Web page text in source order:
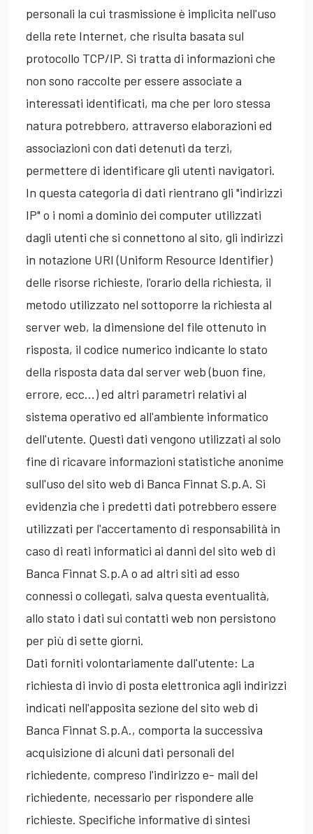
personali la cui trasmissione è implicita nell'uso
della rete Internet, che risulta basata sul
protocollo TCP/IP. Si tratta di informazioni che
non sono raccolte per essere associate a
interessati identificati, ma che per loro stessa
natura potrebbero, attraverso elaborazioni ed
associazioni con dati detenuti da terzi,
permettere di identificare gli utenti navigatori.
In questa categoria di dati rientrano gli "indirizzi
IP" o i nomi a dominio dei computer utilizzati
dagli utenti che si connettono al sito, gli indirizzi
in notazione URI (Uniform Resource Identifier)
delle risorse richieste, l'orario della richiesta, il
metodo utilizzato nel sottoporre la richiesta al
server web, la dimensione del file ottenuto in
risposta, il codice numerico indicante lo stato
della risposta data dal server web (buon fine,
errore, ecc...) ed altri parametri relativi al
sistema operativo ed all'ambiente informatico
dell'utente. Questi dati vengono utilizzati al solo
fine di ricavare informazioni statistiche anonime
sull'uso del sito web di Banca Finnat S.p.A. Si
evidenzia che i predetti dati potrebbero essere
utilizzati per l'accertamento di responsabilità in
caso di reati informatici ai danni del sito web di
Banca Finnat S.p.A o ad altri siti ad esso
connessi o collegati, salva questa eventualità,
allo stato i dati sui contatti web non persistono
per più di sette giorni.
Dati forniti volontariamente dall'utente: La
richiesta di invio di posta elettronica agli indirizzi
indicati nell'apposita sezione del sito web di
Banca Finnat S.p.A., comporta la successiva
acquisizione di alcuni dati personali del
richiedente, compreso l'indirizzo e- mail del
richiedente, necessario per rispondere alle
richieste. Specifiche informative di sintesi